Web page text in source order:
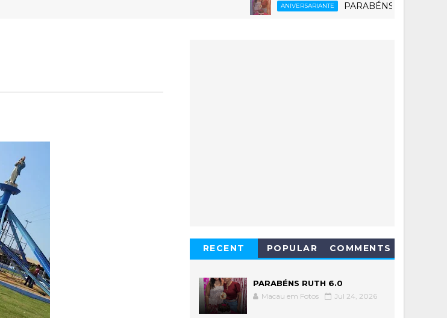
ANIVERSARIANTE PARABÉNS RUTH 6.0
RECENT POPULAR COMMENTS
PARABÉNS RUTH 6.0
Macau em Fotos Jul 24, 2026